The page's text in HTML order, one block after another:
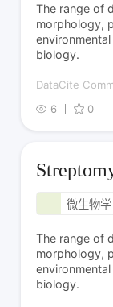
The range of
morphology,
biology.
DataCite
6
0
微生物学
The range of
morphology,
biology.